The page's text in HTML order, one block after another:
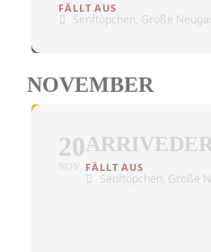
Senftöpchen, Große
NOVEMBER
20
NOV.
Senftöpchen, Große